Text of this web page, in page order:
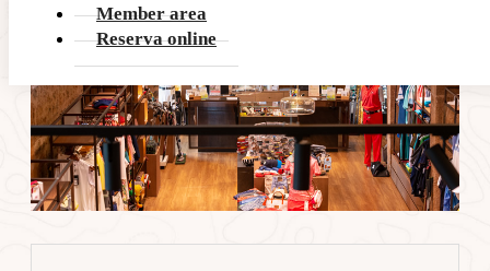
Member area
Reserva online